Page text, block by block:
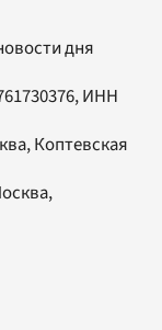
дня
ИНН
Коптевская
,